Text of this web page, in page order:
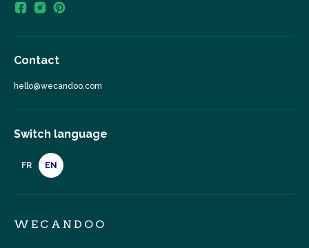
Contact
hello@wecandoo.com
Switch language
FR EN
WECANDOO